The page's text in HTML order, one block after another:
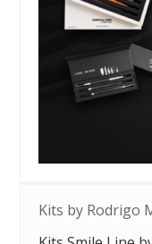
Kits by Rodrigo